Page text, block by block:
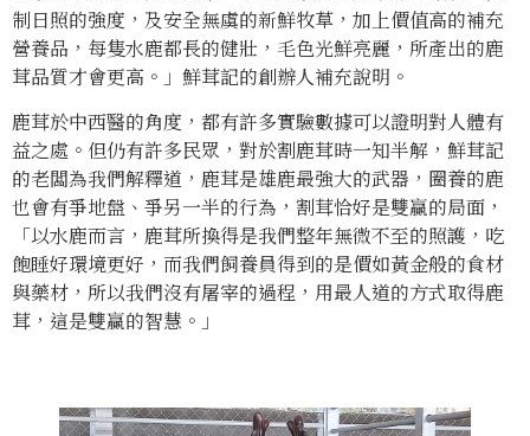
制日照的強度，及安全無虞的新鮮牧草，加上價值高的補充
營養品，每隻水鹿都長的健壯，毛色光鮮亮麗，所產出的鹿
茸品質才會更高。」鮮茸記的創辦人補充說明。
鹿茸於中西醫的角度，都有許多實驗數據可以證明對人體有
益之處。但仍有許多民眾，對於割鹿茸時一知半解，鮮茸記
的老闆為我們解釋道，鹿茸是雄鹿最強大的武器，圈養的鹿
也會有爭地盤、爭另一半的行為，割茸恰好是雙贏的局面，
「以水鹿而言，鹿茸所換得是我們整年無微不至的照護，吃
飽睡好環境更好，而我們飼養員得到的是價如黃金般的食材
與藥材，所以我們沒有屠宰的過程，用最人道的方式取得鹿
茸，這是雙贏的智慧。」